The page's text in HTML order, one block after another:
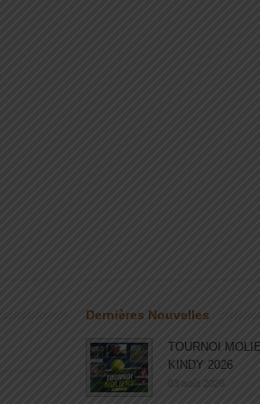
Dernières Nouvelles
TOURNOI
KINDY 2026
03 août 2026